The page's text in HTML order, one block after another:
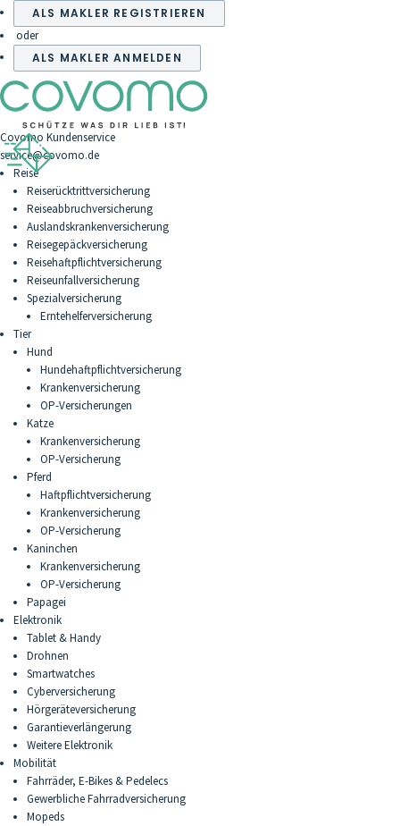
ALS MAKLER REGISTRIEREN
oder
ALS MAKLER ANMELDEN
Covomo Kundenservice
service@covomo.de
Reise
Reiserücktrittversicherung
Reiseabbruchversicherung
Auslandskrankenversicherung
Reisegepäckversicherung
Reisehaftpflichtversicherung
Reiseunfallversicherung
Spezialversicherung
Erntehelferversicherung
Tier
Hund
Hundehaftpflichtversicherung
Krankenversicherung
OP-Versicherungen
Katze
Krankenversicherung
OP-Versicherung
Pferd
Haftpflichtversicherung
Krankenversicherung
OP-Versicherung
Kaninchen
Krankenversicherung
OP-Versicherung
Papagei
Elektronik
Tablet & Handy
Drohnen
Smartwatches
Cyberversicherung
Hörgeräteversicherung
Garantieverlängerung
Weitere Elektronik
Mobilität
Fahrräder, E-Bikes & Pedelecs
Gewerbliche Fahrradversicherung
Mopeds